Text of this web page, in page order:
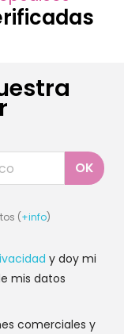
(+info)
y doy mi
mis datos
comerciales y